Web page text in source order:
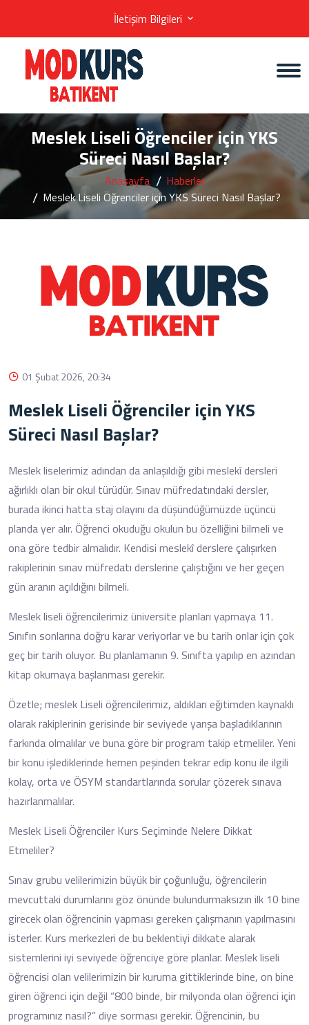
İletişim Bilgileri
Meslek Liseli Öğrenciler için YKS
Süreci Nasıl Başlar?
Anasayfa
Haberler
Meslek Liseli Öğrenciler için YKS Süreci Nasıl Başlar?
01 Şubat 2026, 20:34
Meslek Liseli Öğrenciler için YKS
Süreci Nasıl Başlar?
Meslek liselerimiz adından da anlaşıldığı gibi meslekî dersleri
ağırlıklı olan bir okul türüdür. Sınav müfredatındaki dersler,
burada ikinci hatta staj olayını da düşündüğümüzde üçüncü
planda yer alır. Öğrenci okuduğu okulun bu özelliğini bilmeli ve
ona göre tedbir almalıdır. Kendisi meslekî derslere çalışırken
rakiplerinin sınav müfredatı derslerine çalıştığını ve her geçen
gün aranın açıldığını bilmeli.
Meslek liseli öğrencilerimiz üniversite planları yapmaya 11.
Sınıfın sonlarına doğru karar veriyorlar ve bu tarih onlar için çok
geç bir tarih oluyor. Bu planlamanın 9. Sınıfta yapılıp en azından
kitap okumaya başlanması gerekir.
Özetle; meslek Liseli öğrencilerimiz, aldıkları eğitimden kaynaklı
olarak rakiplerinin gerisinde bir seviyede yarışa başladıklarının
farkında olmalılar ve buna göre bir program takip etmeliler. Yeni
bir konu işlediklerinde hemen peşinden tekrar edip konu ile ilgili
kolay, orta ve ÖSYM standartlarında sorular çözerek sınava
hazırlanmalılar.
Meslek Liseli Öğrenciler Kurs Seçiminde Nelere Dikkat
Etmeliler?
Sınav grubu velilerimizin büyük bir çoğunluğu, öğrencilerin
mevcuttaki durumlarını göz önünde bulundurmaksızın ilk 10 bine
girecek olan öğrencinin yapması gereken çalışmanın yapılmasını
isterler. Kurs merkezleri de bu beklentiyi dikkate alarak
sistemlerini iyi seviyede öğrenciye göre planlar. Meslek liseli
öğrencisi olan velilerimizin bir kuruma gittiklerinde bine, on bine
giren öğrenci için değil “800 binde, bir milyonda olan öğrenci için
programınız nasıl?” diye sorması gerekir. Öğrencinin, bu